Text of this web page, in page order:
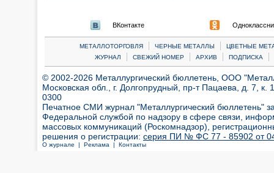
ВКонтакте
МЕТАЛЛОТОРГОВЛЯ | ЧЕРНЫЕ МЕТАЛЛЫ |
ЦВЕТНЫЕ
ЖУРНАЛ
| СВЕЖИЙ НОМЕР | АРХИВ | ПОДПИСКА |
© 2002-2026 Металлургический бюллетень, ООО
Московская обл., г. Долгопрудный, пр-т Пацаева, д. 7,
0300
Печатное СМИ журнал "Металлургический бюллетень"
Федеральной службой по надзору в сфере связи,
массовых коммуникаций (Роскомнадзор),
решения о регистрации: серия ПИ № ФС 77 - 85902 от 04
О журнале | Реклама | Контакты